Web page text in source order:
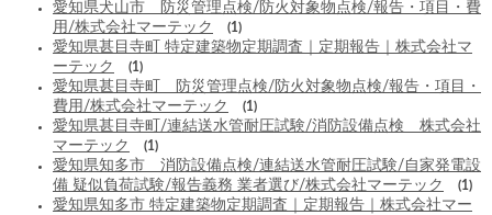
愛知県犬山市 防災管理点検/防火対象物点検/報告・項目・費
用/株式会社マーテック
(1)
愛知県甚目寺町 特定建築物定期調査｜定期報告｜株式会社マ
ーテック
(1)
愛知県甚目寺町 防災管理点検/防火対象物点検/報告・項目・
費用/株式会社マーテック
(1)
愛知県甚目寺町/連結送水管耐圧試験/消防設備点検 株式会社
マーテック
(1)
愛知県知多市 消防設備点検/連結送水管耐圧試験/自家発電設
備 疑似負荷試験/報告義務 業者選び/株式会社マーテック
(1)
愛知県知多市 特定建築物定期調査｜定期報告｜株式会社マー